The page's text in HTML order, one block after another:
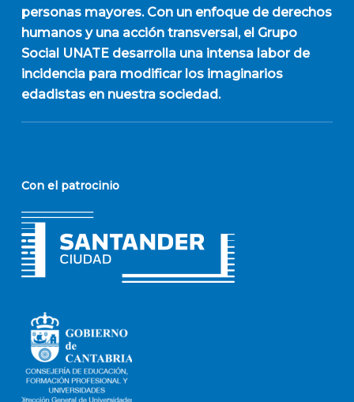
personas mayores. Con un enfoque de derechos
humanos y una acción transversal, el Grupo
Social UNATE desarrolla una intensa labor de
incidencia para modificar los imaginarios
edadistas en nuestra sociedad.
Con el patrocinio